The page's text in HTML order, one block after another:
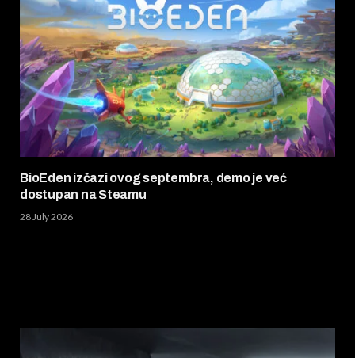
BioEden izčazi ovog septembra, demo je već
dostupan na Steamu
28 July 2026